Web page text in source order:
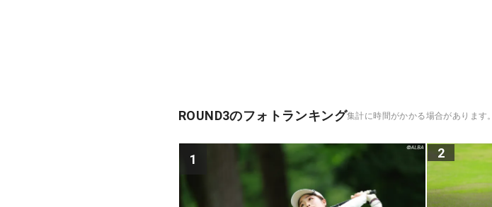
ROUND3のフォトランキング集計に時間がかかる場合があります。
1 2